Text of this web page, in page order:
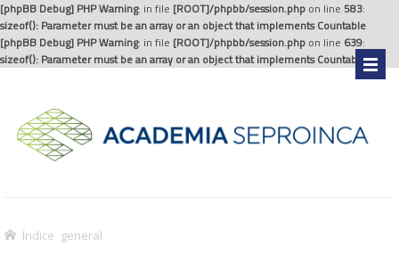
[phpBB Debug] PHP Warning: in file [ROOT]/phpbb/session.php on line 583:
sizeof(): Parameter must be an array or an object that implements Countable
[phpBB Debug] PHP Warning: in file [ROOT]/phpbb/session.php on line 639:
sizeof(): Parameter must be an array or an object that implements Countable
Índice general